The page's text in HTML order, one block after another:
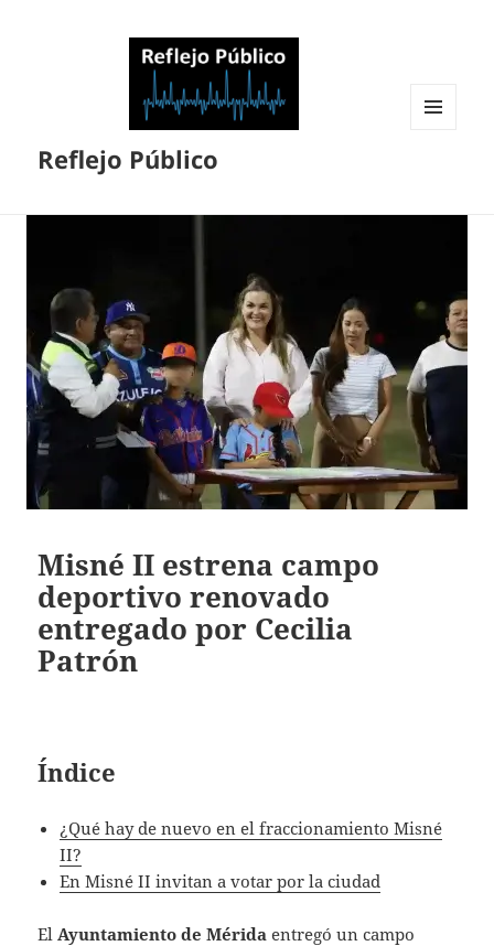
Reflejo Público
Misné II estrena campo
deportivo renovado
entregado por Cecilia
Patrón
Índice
¿Qué hay de nuevo en el fraccionamiento Misné
II?
En Misné II invitan a votar por la ciudad
El Ayuntamiento de Mérida entregó un campo